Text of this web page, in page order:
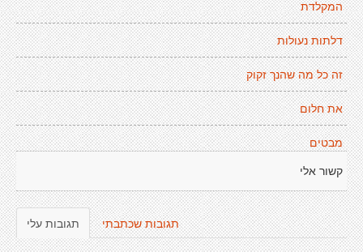
המקלדת
דלתות נעולות
זה כל מה שהנך זקוק
את חלום
מבטים
קשור אלי
תגובות עלי תגובות שכתבתי